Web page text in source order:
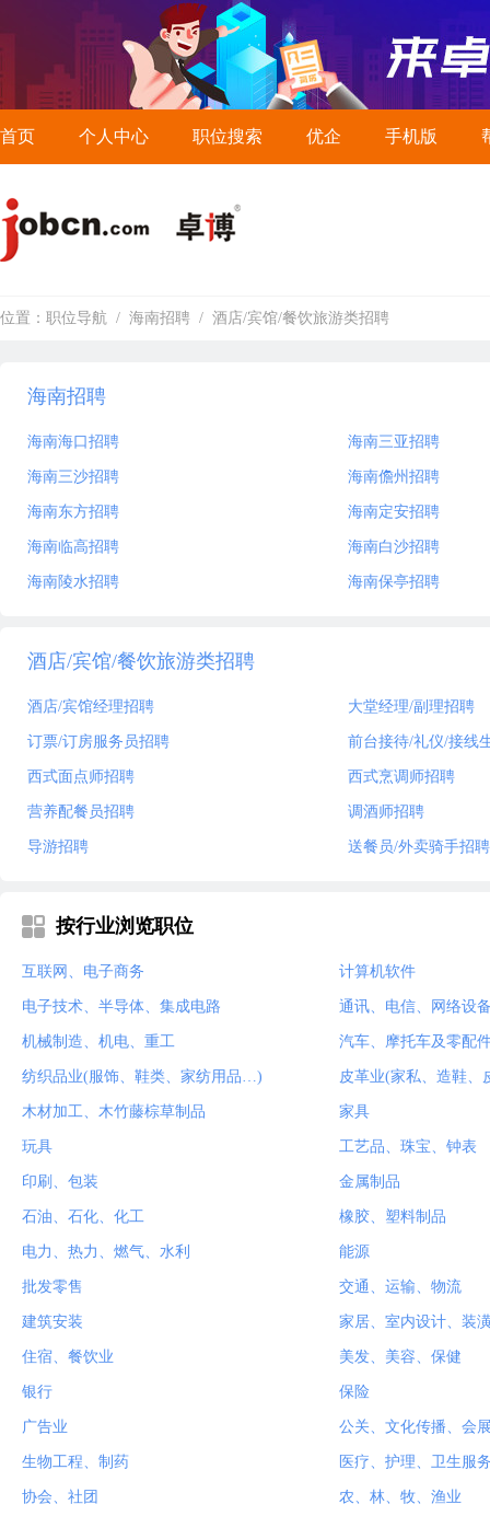
首页 个人中心 职位搜索 优企 手机版
位置： 职位导航 / 海南招聘 / 酒店/宾馆/餐饮旅游类招聘
海南招聘
海南海口招聘 海南三亚招聘
海南三沙招聘 海南儋州招聘
海南东方招聘 海南定安招聘
海南临高招聘 海南白沙招聘
海南陵水招聘 海南保亭招聘
酒店/宾馆/餐饮旅游类招聘
酒店/宾馆经理招聘 大堂经理/副理招聘
订票/订房服务员招聘 前台接待/礼仪/接线
西式面点师招聘 西式烹调师招聘
营养配餐员招聘 调酒师招聘
导游招聘 送餐员/外卖骑手招聘
按行业浏览职位
互联网、电子商务 计算机软件
电子技术、半导体、集成电路 通讯、电信、网络设
机械制造、机电、重工 汽车、摩托车及零配
纺织品业(服饰、鞋类、家纺用品…) 皮革业(家私、造鞋
木材加工、木竹藤棕草制品 家具
玩具 工艺品、珠宝、钟表
印刷、包装 金属制品
石油、石化、化工 橡胶、塑料制品
电力、热力、燃气、水利 能源
批发零售 交通、运输、物流
建筑安装 家居、室内设计、装
住宿、餐饮业 美发、美容、保健
银行 保险
广告业 公关、文化传播、会
生物工程、制药 医疗、护理、卫生服
协会、社团 农、林、牧、渔业